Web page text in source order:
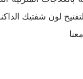
لون شفتيك